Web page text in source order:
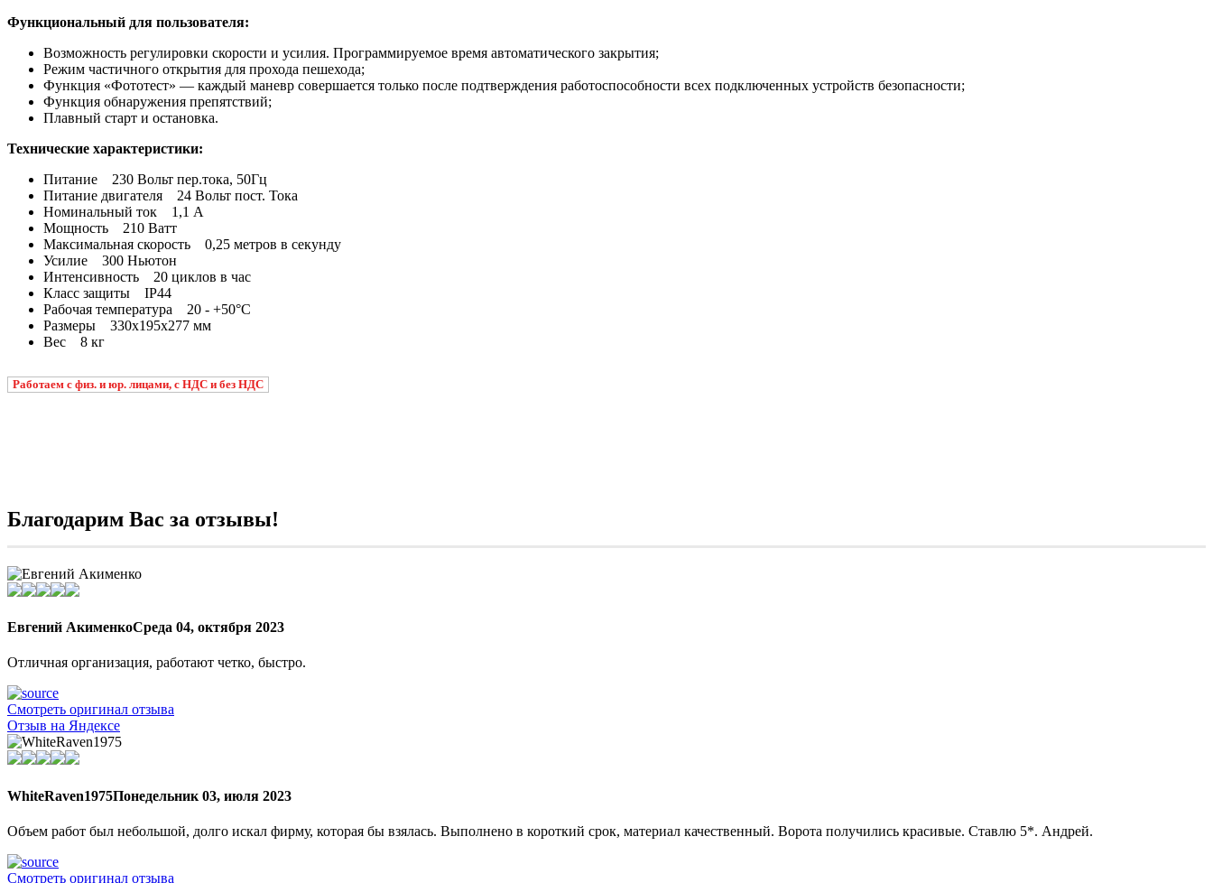
Функциональный для пользователя:
Возможность регулировки скорости и усилия. Программируемое время автоматического закрытия;
Режим частичного открытия для прохода пешехода;
Функция «Фототест» — каждый маневр совершается только после подтверждения работоспособности всех подключенных устройств безопасности;
Функция обнаружения препятствий;
Плавный старт и остановка.
Технические характеристики:
Питание 230 Вольт пер.тока, 50Гц
Питание двигателя 24 Вольт пост. Тока
Номинальный ток 1,1 А
Мощность 210 Ватт
Максимальная скорость 0,25 метров в секунду
Усилие 300 Ньютон
Интенсивность 20 циклов в час
Класc защиты IP44
Рабочая температура 20 - +50°C
Размеры 330х195х277 мм
Вес 8 кг
Работаем с физ. и юр. лицами, с НДС и без НДС
Благодарим Вас за отзывы!
Евгений АкименкоСреда 04, октября 2023
Отличная организация, работают четко, быстро.
Смотреть оригинал отзыва
Отзыв на Яндексе
WhiteRaven1975Понедельник 03, июля 2023
Объем работ был небольшой, долго искал фирму, которая бы взялась. Выполнено в короткий срок, материал качественный. Ворота получились красивые. Ставлю 5*. Андрей.
Смотреть оригинал отзыва